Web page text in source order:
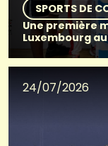
SPORTS DE
Une première
Luxembourg
24/07/2026